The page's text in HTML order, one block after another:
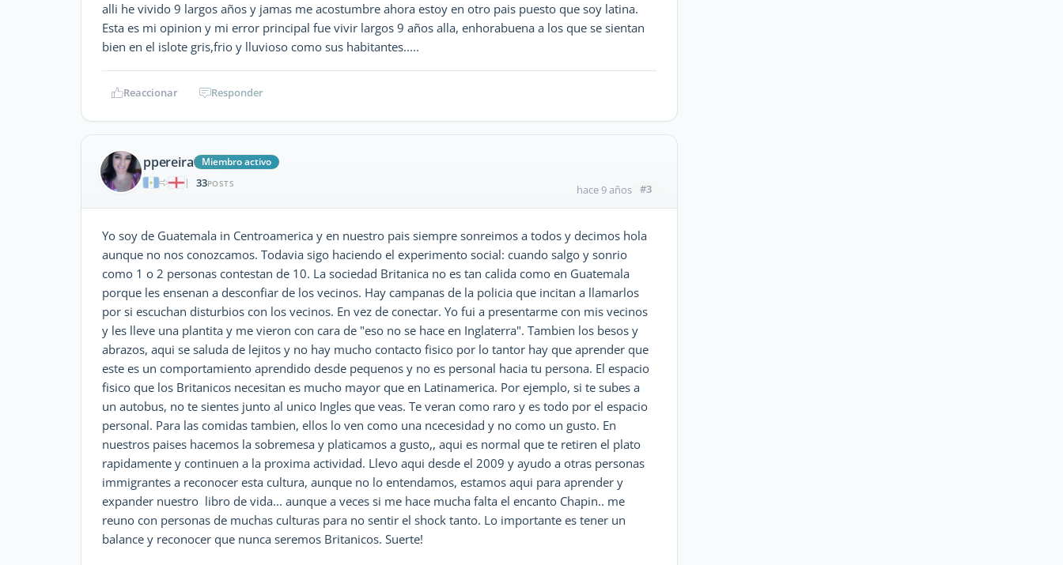
alli he vivido 9 largos años y jamas me acostumbre ahora estoy en otro pais puesto que soy latina.
Esta es mi opinion y mi error principal fue vivir largos 9 años alla, enhorabuena a los que se sientan
bien en el islote gris,frio y lluvioso como sus habitantes.....
Reaccionar Responder
ppereira
Miembro activo
|
33POSTS hace 9 años #3
Yo soy de Guatemala in Centroamerica y en nuestro pais siempre sonreimos a todos y decimos hola
aunque no nos conozcamos. Todavia sigo haciendo el experimento social: cuando salgo y sonrio
como 1 o 2 personas contestan de 10. La sociedad Britanica no es tan calida como en Guatemala
porque les ensenan a desconfiar de los vecinos. Hay campanas de la policia que incitan a llamarlos
por si escuchan disturbios con los vecinos. En vez de conectar. Yo fui a presentarme con mis vecinos
y les lleve una plantita y me vieron con cara de "eso no se hace en Inglaterra". Tambien los besos y
abrazos, aqui se saluda de lejitos y no hay mucho contacto fisico por lo tantor hay que aprender que
este es un comportamiento aprendido desde pequenos y no es personal hacia tu persona. El espacio
fisico que los Britanicos necesitan es mucho mayor que en Latinamerica. Por ejemplo, si te subes a
un autobus, no te sientes junto al unico Ingles que veas. Te veran como raro y es todo por el espacio
personal. Para las comidas tambien, ellos lo ven como una ncecesidad y no como un gusto. En
nuestros paises hacemos la sobremesa y platicamos a gusto,, aqui es normal que te retiren el plato
rapidamente y continuen a la proxima actividad. Llevo aqui desde el 2009 y ayudo a otras personas
immigrantes a reconocer esta cultura, aunque no lo entendamos, estamos aqui para aprender y
expander nuestro libro de vida... aunque a veces si me hace mucha falta el encanto Chapin.. me
reuno con personas de muchas culturas para no sentir el shock tanto. Lo importante es tener un
balance y reconocer que nunca seremos Britanicos. Suerte!